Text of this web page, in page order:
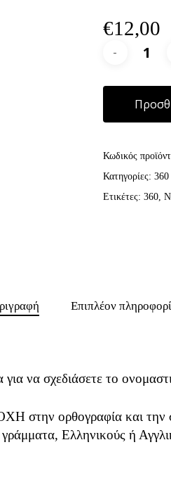
€12,00
Κωδικός
Κατηγορίες:
Ετικέτες: 360,
Επιπλέον
να σχεδιάσετε το
στην ορθογραφία και την
Ελληνικούς ή